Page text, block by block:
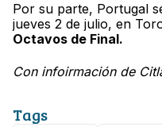
Por su parte, Portugal
jueves 2 de julio, en
Octavos de Final.
Con infoirmación de
Tags